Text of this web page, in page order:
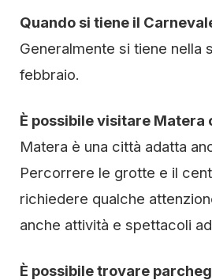
Quando si tiene il
Generalmente si tiene nella
febbraio.
È possibile visitare Matera
Matera è una città adatta
Percorrere le grotte e il
richiedere qualche
anche attività e spettacoli
È possibile trovare